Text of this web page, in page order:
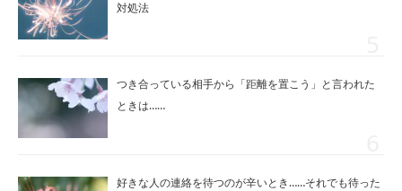
対処法
つき合っている相手から「距離を置こう」と言われた
ときは……
好きな人の連絡を待つのが辛いとき……それでも待った